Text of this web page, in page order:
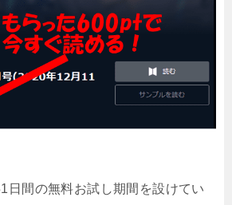
日間の無料お試し期間を設けてい